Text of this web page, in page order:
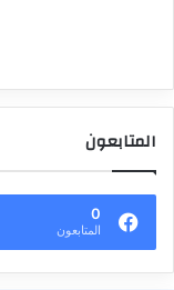
المتابعون
0
المتابعون